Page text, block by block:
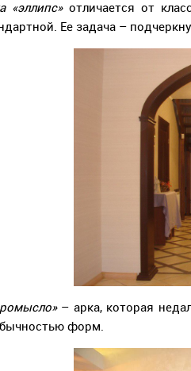
«эллипс» отличается от
Ее задача –
– арка, которая
форм.